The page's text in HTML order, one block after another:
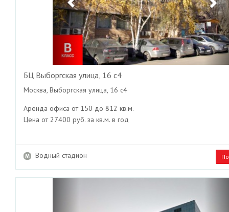
БЦ Выборгская улица, 16 с4
Москва, Выборгская улица, 16 с4
Аренда офиса от 150 до 812 кв.м.
Цена от 27400 руб. за кв.м. в год
Водный стадион